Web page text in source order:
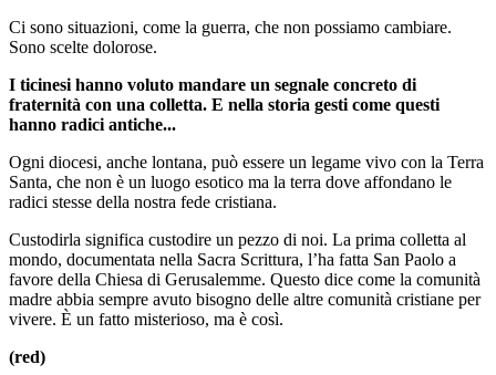
Ci sono situazioni, come la guerra, che non possiamo cambiare.
Sono scelte dolorose.
I ticinesi hanno voluto mandare un segnale concreto di
fraternità con una colletta. E nella storia gesti come questi
hanno radici antiche...
Ogni diocesi, anche lontana, può essere un legame vivo con la Terra
Santa, che non è un luogo esotico ma la terra dove affondano le
radici stesse della nostra fede cristiana.
Custodirla significa custodire un pezzo di noi. La prima colletta al
mondo, documentata nella Sacra Scrittura, l’ha fatta San Paolo a
favore della Chiesa di Gerusalemme. Questo dice come la comunità
madre abbia sempre avuto bisogno delle altre comunità cristiane per
vivere. È un fatto misterioso, ma è così.
(red)